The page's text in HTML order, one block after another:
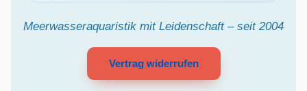
Meerwasseraquaristik mit Leidenschaft – seit 2004
Vertrag widerrufen